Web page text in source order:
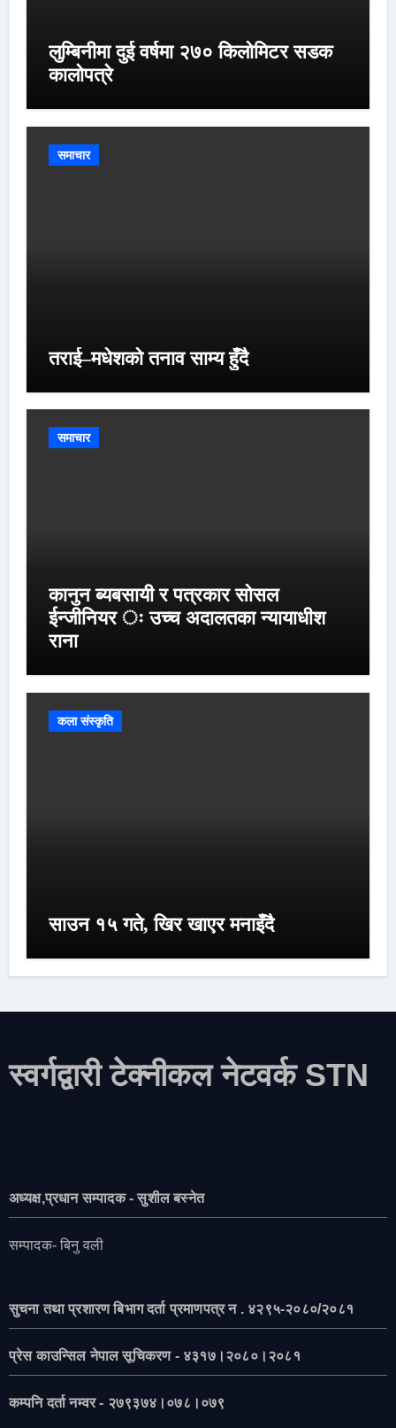
लुम्बिनीमा दुई वर्षमा २७० किलोमिटर सडक
कालोपत्रे
समाचार
तराई–मधेशको तनाव साम्य हुँदै
समाचार
कानुन ब्यबसायी र पत्रकार सोसल
ईन्जीनियर ः उच्च अदालतका न्यायाधीश
राना
कला संस्कृति
साउन १५ गते, खिर खाएर मनाइँदै
स्वर्गद्वारी टेक्नीकल नेटवर्क STN
अध्यक्ष,प्रधान सम्पादक - सुशील बस्नेत
सम्पादक- बिनु वली
सुचना तथा प्रशारण बिभाग दर्ता प्रमाणपत्र न . ४२९५-२०८०/२०८१
प्रेस काउन्सिल नेपाल सूचिकरण - ४३१७।२०८०।२०८१
कम्पनि दर्ता नम्वर - २७९३७४।०७८।०७९